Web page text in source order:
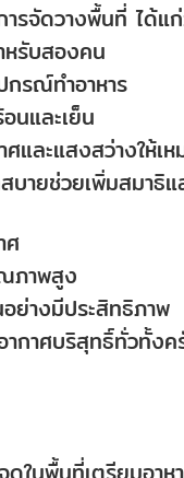
ารจัดวางพื้นที่ ได้แ
หรับสองคน
กรณ์ทำอาหาร
นและเย็น
และแสงสว่างให้เห
ายช่วยเพิ่มสมาธิ
ศ
ภาพสูง
ย่างมีประสิทธิภาพ
ากาศบริสุทธิ์ทั่วทั้งค